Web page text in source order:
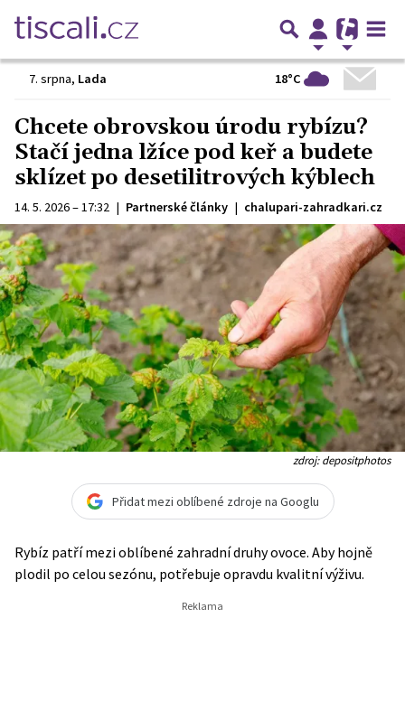
7. srpna, Lada 18°C
Chcete obrovskou úrodu rybízu?
Stačí jedna lžíce pod keř a budete
sklízet po desetilitrových kýblech
14. 5. 2026 – 17:32 | Partnerské články | chalupari-zahradkari.cz
zdroj: depositphotos
Přidat mezi oblíbené zdroje na Googlu
Rybíz patří mezi oblíbené zahradní druhy ovoce. Aby hojně
plodil po celou sezónu, potřebuje opravdu kvalitní výživu.